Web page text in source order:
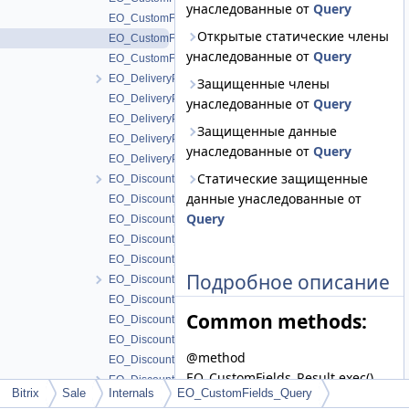
EO_CustomFields_Entity
EO_CustomFields_Query
EO_CustomFields_Result
EO_DeliveryPaySystem
EO_DeliveryPaySystem_Collection
EO_DeliveryPaySystem_Entity
EO_DeliveryPaySystem_Query
EO_DeliveryPaySystem_Result
EO_Discount
EO_Discount_Collection
EO_Discount_Entity
EO_Discount_Query
EO_Discount_Result
EO_DiscountCoupon
EO_DiscountCoupon_Collection
EO_DiscountCoupon_Entity
EO_DiscountCoupon_Query
EO_DiscountCoupon_Result
EO_DiscountEntities
EO_DiscountEntities_Collection
унаследованные от Query
Открытые статические члены
унаследованные от Query
Защищенные члены
унаследованные от Query
Защищенные данные
унаследованные от Query
Статические защищенные
данные унаследованные от
Query
Подробное описание
Common methods:
@method
EO_CustomFields_Result exec()
@method
Bitrix Sale Internals EO_CustomFields_Query